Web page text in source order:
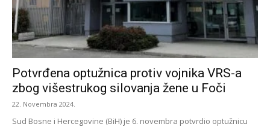
Potvrđena optužnica protiv vojnika VRS-a
zbog višestrukog silovanja žene u Foči
22. Novembra 2024.
Sud Bosne i Hercegovine (BiH) je 6. novembra potvrdio optužnicu